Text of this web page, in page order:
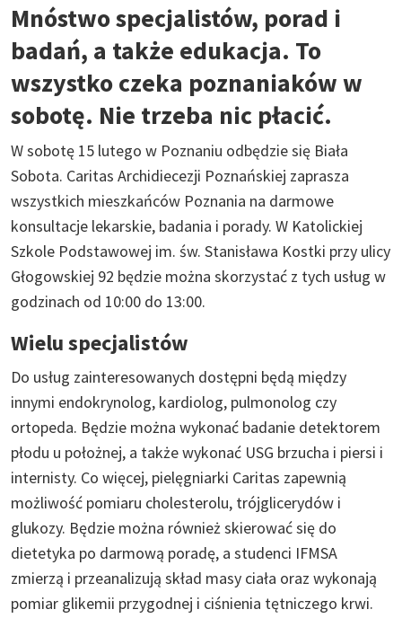
Mnóstwo specjalistów, porad i
badań, a także edukacja. To
wszystko czeka poznaniaków w
sobotę. Nie trzeba nic płacić.
W sobotę 15 lutego w Poznaniu odbędzie się Biała
Sobota. Caritas Archidiecezji Poznańskiej zaprasza
wszystkich mieszkańców Poznania na darmowe
konsultacje lekarskie, badania i porady. W Katolickiej
Szkole Podstawowej im. św. Stanisława Kostki przy ulicy
Głogowskiej 92 będzie można skorzystać z tych usług w
godzinach od 10:00 do 13:00.
Wielu specjalistów
Do usług zainteresowanych dostępni będą między
innymi endokrynolog, kardiolog, pulmonolog czy
ortopeda. Będzie można wykonać badanie detektorem
płodu u położnej, a także wykonać USG brzucha i piersi i
internisty. Co więcej, pielęgniarki Caritas zapewnią
możliwość pomiaru cholesterolu, trójglicerydów i
glukozy. Będzie można również skierować się do
dietetyka po darmową poradę, a studenci IFMSA
zmierzą i przeanalizują skład masy ciała oraz wykonają
pomiar glikemii przygodnej i ciśnienia tętniczego krwi.